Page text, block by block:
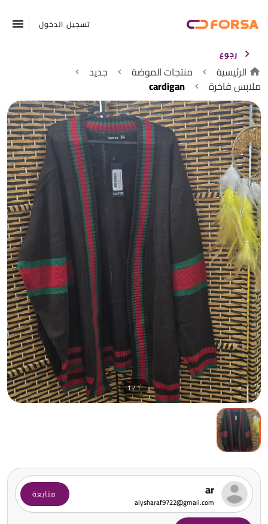
تسجيل الدخول
رجوع
الرئيسية منتجات الموضة
جديد
ملابس فاخرة
cardigan
1 / 1
ar
alysharaf9722@gmail.com
متابعة